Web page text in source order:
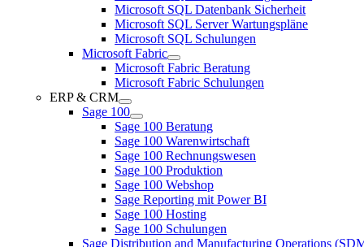
Microsoft SQL Datenbank Sicherheit
Microsoft SQL Server Wartungspläne
Microsoft SQL Schulungen
Microsoft Fabric
Microsoft Fabric Beratung
Microsoft Fabric Schulungen
ERP & CRM
Sage 100
Sage 100 Beratung
Sage 100 Warenwirtschaft
Sage 100 Rechnungswesen
Sage 100 Produktion
Sage 100 Webshop
Sage Reporting mit Power BI
Sage 100 Hosting
Sage 100 Schulungen
Sage Distribution and Manufacturing Operations